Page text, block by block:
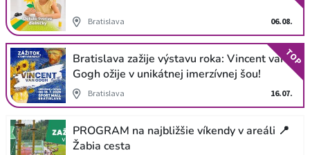
Bratislava 06.08.
Bratislava zažije výstavu roka: Vincent van
Gogh ožije v unikátnej imerzívnej šou!
Bratislava 16.07.
TOP
PROGRAM na najbližšie víkendy v areáli 📍
Žabia cesta